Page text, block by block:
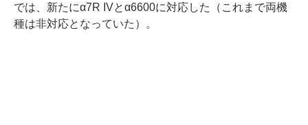
では、新たにα7R IVとα6600に対応した（これまで両機
種は非対応となっていた）。